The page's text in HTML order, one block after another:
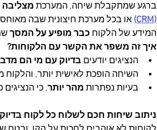
ברגע שמתקבלת שיחה, המערכת מצליבה
(CRM)
או בכל מערכת חיצונית שבה
המידע של הלקוח כבר מופיע על המסך
איך זה משפר את הקשר עם הלקוחות?
הנציגים יודעים בדיוק עם מי הם
השיחה הופכת לאישית יותר, והלקוח
בעיות נפתרות מהר יותר, כי
ניתוב שיחות חכם לשלוח כל לקוח